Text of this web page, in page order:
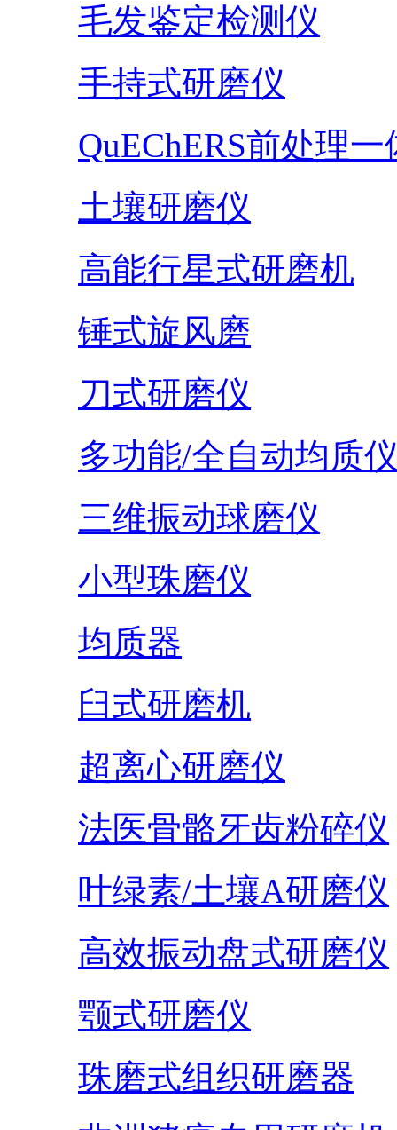
毛发鉴定检测仪
手持式研磨仪
QuEChERS前处理一
土壤研磨仪
高能行星式研磨机
锤式旋风磨
刀式研磨仪
多功能/全自动均质
三维振动球磨仪
小型珠磨仪
均质器
臼式研磨机
超离心研磨仪
法医骨骼牙齿粉碎仪
叶绿素/土壤A研磨仪
高效振动盘式研磨仪
颚式研磨仪
珠磨式组织研磨器